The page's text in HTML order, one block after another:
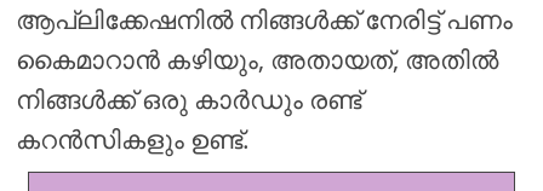
ആപ്ലിക്കേഷനിൽ നിങ്ങൾക്ക് നേരിട്ട് പണം
കൈമാറാൻ കഴിയും, അതായത്, അതിൽ
നിങ്ങൾക്ക് ഒരു കാർഡും രണ്ട്
കറൻസികളും ഉണ്ട്.